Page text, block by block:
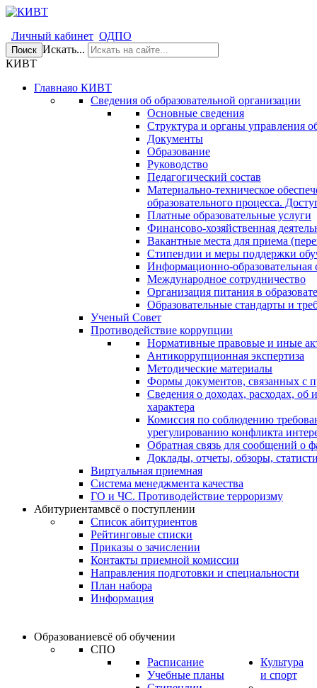
Личный кабинет ОДПО
Поиск Искать...
КИВТ
Главнаяо КИВТ
Сведения об образовательной организации
Основные сведения
Структура и органы управления
Документы
Образование
Руководство
Педагогический состав
Материально-техническое
образовательного процесса.
Платные образовательные услуги
Финансово-хозяйственная
Вакантные места для приема
Стипендии и меры поддержки
Информационно-образовательная
Международное сотрудничество
Организация питания в
Образовательные стандарты и
Ученый Совет
Противодействие коррупции
Нормативные правовые и иные
Антикоррупционная экспертиза
Методические материалы
Формы документов, связанных с
Сведения о доходах, расходах, об
характера
Комиссия по соблюдению
урегулированию конфликта
Обратная связь для сообщений о
Доклады, отчеты, обзоры,
Виртуальная приемная
Система менеджмента качества
ГО и ЧС. Противодействие терроризму
Абитуриентамвсё о поступлении
Список абитуриентов
Рейтинговые списки
Приказы о зачислении
Контакты приемной комиссии
Направления подготовки и специальности
План набора
Информация
Образованиевсё об обучении
СПО
Расписание
Учебные планы
Культура
и спорт